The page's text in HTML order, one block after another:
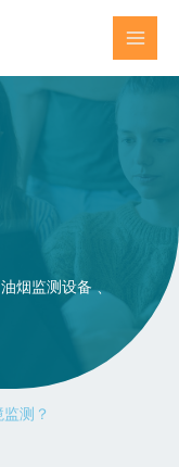
烟监测设备 、
测？